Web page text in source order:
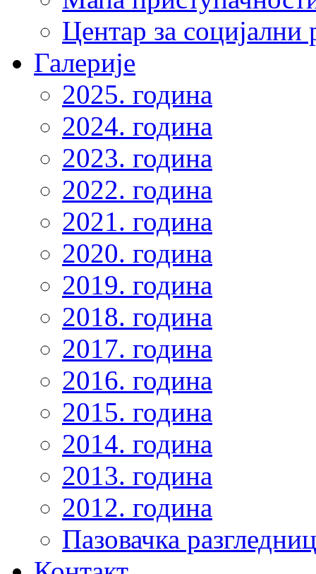
Центар за
Галерије
2025. година
2024. година
2023. година
2022. година
2021. година
2020. година
2019. година
2018. година
2017. година
2016. година
2015. година
2014. година
2013. година
2012. година
Пазовачка